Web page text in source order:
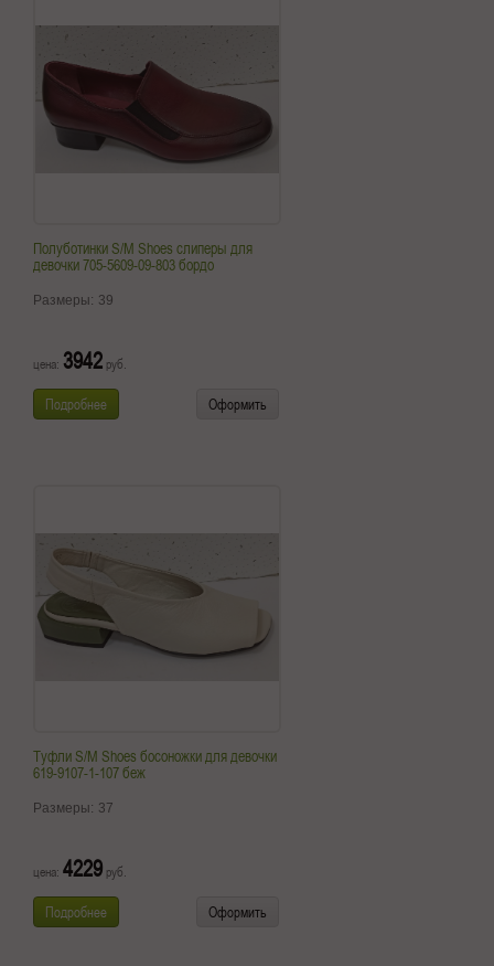
Полуботинки S/M Shoes слиперы для
девочки 705-5609-09-803 бордо
Размеры: 39
цена: 3942 руб.
Подробнее Оформить
Туфли S/M Shoes босоножки для девочки
619-9107-1-107 беж
Размеры: 37
цена: 4229 руб.
Подробнее Оформить